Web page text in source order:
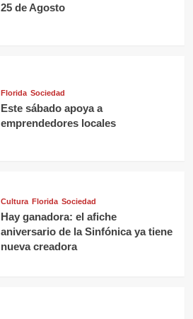
25 de Agosto
Florida Sociedad
Este sábado apoya a
emprendedores locales
Cultura Florida Sociedad
Hay ganadora: el afiche
aniversario de la Sinfónica ya tiene
nueva creadora